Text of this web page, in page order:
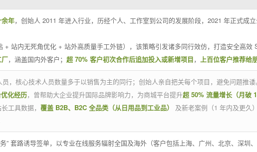
年，创始人 2011 年进入行业，历经个人、工作室到公司的发展阶段，2021 年正式成
+ 站内无死角优化 + 站外高质量手工外链），该策略引发诸多同行效仿，打造安全高效
，涵盖国内外客户； 超 70% 客户初次合作后追加投入或新增项目， 上百位客户推荐给
，核心技术人员数量多于以销售为主的同行；创始人亲自把关每个项目，避免问题推诿
化经历，曾帮助大企业提升国际品牌影响力，为商城平台提升超 50% 流量增长（月破
工具数据， 覆盖 B2B、B2C 全品类（从日用品到工业品）
及新老案例（1 年内及更久
” 套路诱导签单，以专业在线服务辐射全国及海外（客户包括上海、广州、北京、深圳